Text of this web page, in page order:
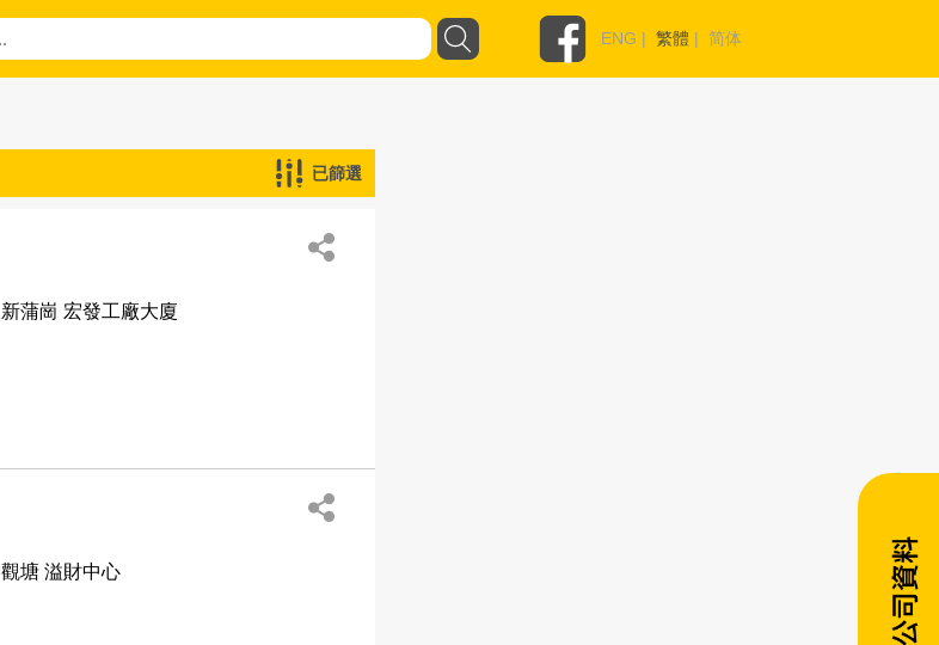
ENG | 繁體 | 简体
已篩選
新蒲崗 宏發工廠大廈
觀塘 溢財中心